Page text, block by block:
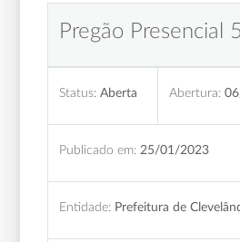
Pregão Presencial
Status: Aberta Abertura:
Publicado em: 25/01/2023
Entidade: Prefeitura de